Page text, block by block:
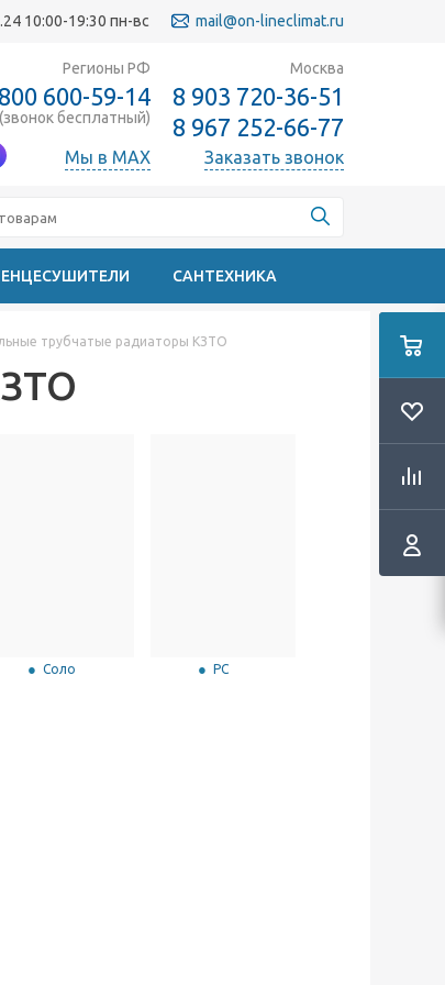
10:00-19:30 пн-вс mail@on-lineclimat.ru
Регионы РФ
600-59-14
(звонок бесплатный)
Мы в MAX
Москва
8 903 720-36-51
8 967 252-66-77
Заказать звонок
САНТЕХНИКА
трубчатые радиаторы КЗТО
Соло РС